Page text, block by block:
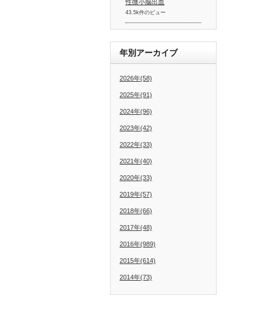
性微小脳出血
43.5k件のビュー
年別アーカイブ
2026年(58)
2025年(91)
2024年(96)
2023年(42)
2022年(33)
2021年(40)
2020年(33)
2019年(57)
2018年(66)
2017年(48)
2016年(989)
2015年(614)
2014年(73)